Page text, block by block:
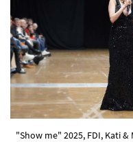
"Show me" 2025, FDI, Kati &